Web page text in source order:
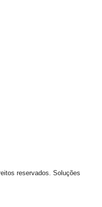
reservados. Soluções